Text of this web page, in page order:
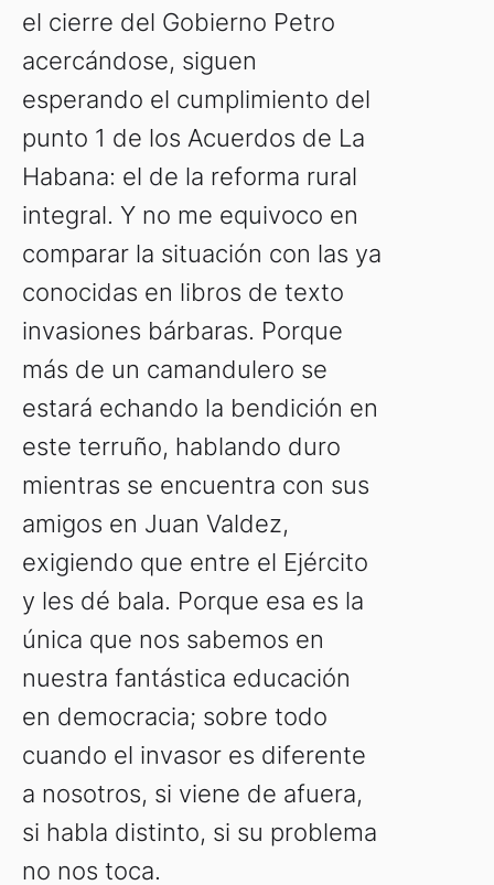
el cierre del Gobierno Petro
acercándose, siguen
esperando el cumplimiento del
punto 1 de los Acuerdos de La
Habana: el de la reforma rural
integral. Y no me equivoco en
comparar la situación con las ya
conocidas en libros de texto
invasiones bárbaras. Porque
más de un camandulero se
estará echando la bendición en
este terruño, hablando duro
mientras se encuentra con sus
amigos en Juan Valdez,
exigiendo que entre el Ejército
y les dé bala. Porque esa es la
única que nos sabemos en
nuestra fantástica educación
en democracia; sobre todo
cuando el invasor es diferente
a nosotros, si viene de afuera,
si habla distinto, si su problema
no nos toca.